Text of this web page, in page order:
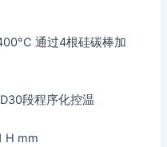
通过4根硅碳棒加
段程序化控温
H mm